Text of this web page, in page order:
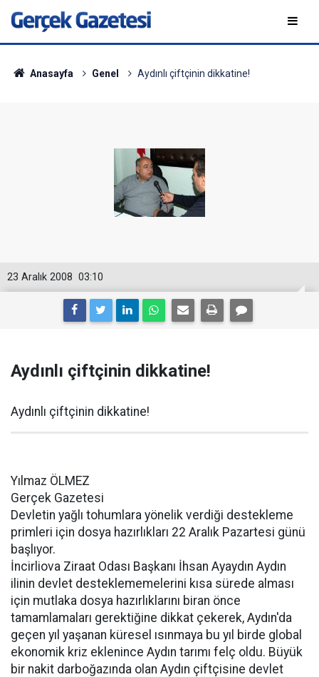
Anasayfa Genel Aydınlı çiftçinin dikkatine!
03:10
23 Aralık 2008
Aydınlı çiftçinin dikkatine!
Aydınlı çiftçinin dikkatine!
Yılmaz ÖLMEZ
Gerçek Gazetesi
Devletin yağlı tohumlara yönelik verdiği destekleme
primleri için dosya hazırlıkları 22 Aralık Pazartesi günü
başlıyor.
İncirliova Ziraat Odası Başkanı İhsan Ayaydın Aydın
ilinin devlet desteklememelerini kısa sürede alması
için mutlaka dosya hazırlıklarını biran önce
tamamlamaları gerektiğine dikkat çekerek, Aydın'da
geçen yıl yaşanan küresel ısınmaya bu yıl birde global
ekonomik kriz eklenince Aydın tarımı felç oldu. Büyük
bir nakit darboğazında olan Aydın çiftçisine devlet